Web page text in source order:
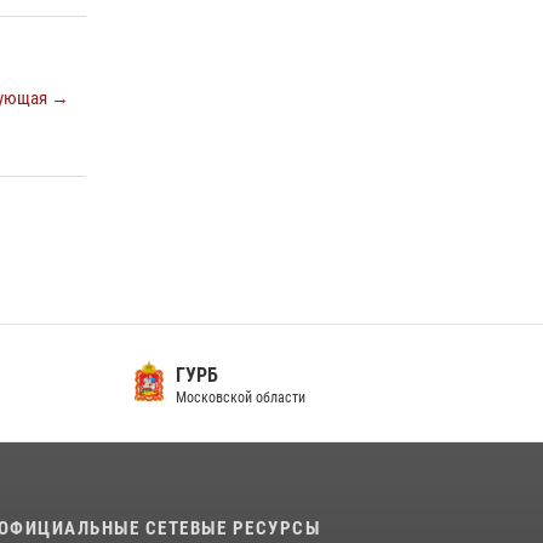
→
ГУРБ
Московской области
СЕТЕВЫЕ РЕСУРСЫ